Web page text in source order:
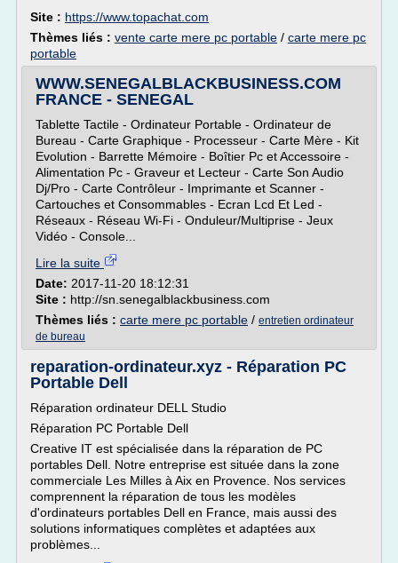
Site : https://www.topachat.com
Thèmes liés : vente carte mere pc portable / carte mere pc
portable
WWW.SENEGALBLACKBUSINESS.COM
FRANCE - SENEGAL
Tablette Tactile - Ordinateur Portable - Ordinateur de
Bureau - Carte Graphique - Processeur - Carte Mère - Kit
Evolution - Barrette Mémoire - Boîtier Pc et Accessoire -
Alimentation Pc - Graveur et Lecteur - Carte Son Audio
Dj/Pro - Carte Contrôleur - Imprimante et Scanner -
Cartouches et Consommables - Ecran Lcd Et Led -
Réseaux - Réseau Wi-Fi - Onduleur/Multiprise - Jeux
Vidéo - Console...
Lire la suite
Date: 2017-11-20 18:12:31
Site : http://sn.senegalblackbusiness.com
Thèmes liés : carte mere pc portable / entretien ordinateur
de bureau
reparation-ordinateur.xyz - Réparation PC
Portable Dell
Réparation ordinateur DELL Studio
Réparation PC Portable Dell
Creative IT est spécialisée dans la réparation de PC
portables Dell. Notre entreprise est située dans la zone
commerciale Les Milles à Aix en Provence. Nos services
comprennent la réparation de tous les modèles
d'ordinateurs portables Dell en France, mais aussi des
solutions informatiques complètes et adaptées aux
problèmes...